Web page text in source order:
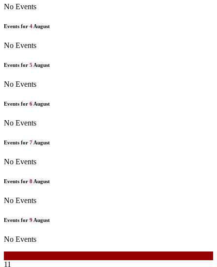
No Events
Events for 4 August
No Events
Events for 5 August
No Events
Events for 6 August
No Events
Events for 7 August
No Events
Events for 8 August
No Events
Events for 9 August
No Events
11